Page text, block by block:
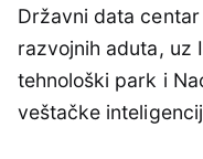
Državni data
razvojnih aduta, uz
tehnološki park i
veštačke